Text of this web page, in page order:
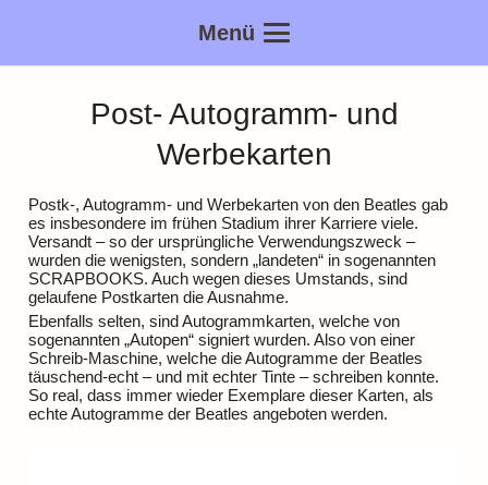
Menü
Post- Autogramm- und
Werbekarten
Postk-, Autogramm- und Werbekarten von den Beatles gab
es insbesondere im frühen Stadium ihrer Karriere viele.
Versandt – so der ursprüngliche Verwendungszweck –
wurden die wenigsten, sondern „landeten“ in sogenannten
SCRAPBOOKS. Auch wegen dieses Umstands, sind
gelaufene Postkarten die Ausnahme.
Ebenfalls selten, sind Autogrammkarten, welche von
sogenannten „Autopen“ signiert wurden. Also von einer
Schreib-Maschine, welche die Autogramme der Beatles
täuschend-echt – und mit echter Tinte – schreiben konnte.
So real, dass immer wieder Exemplare dieser Karten, als
echte Autogramme der Beatles angeboten werden.